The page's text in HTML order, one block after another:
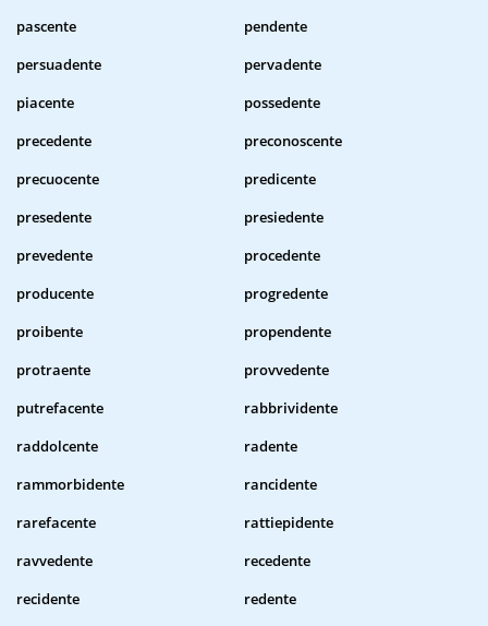
pascente
pendente
persuadente
pervadente
piacente
possedente
precedente
preconoscente
precuocente
predicente
presedente
presiedente
prevedente
procedente
producente
progredente
proibente
propendente
protraente
provvedente
putrefacente
rabbrividente
raddolcente
radente
rammorbidente
rancidente
rarefacente
rattiepidente
ravvedente
recedente
recidente
redente